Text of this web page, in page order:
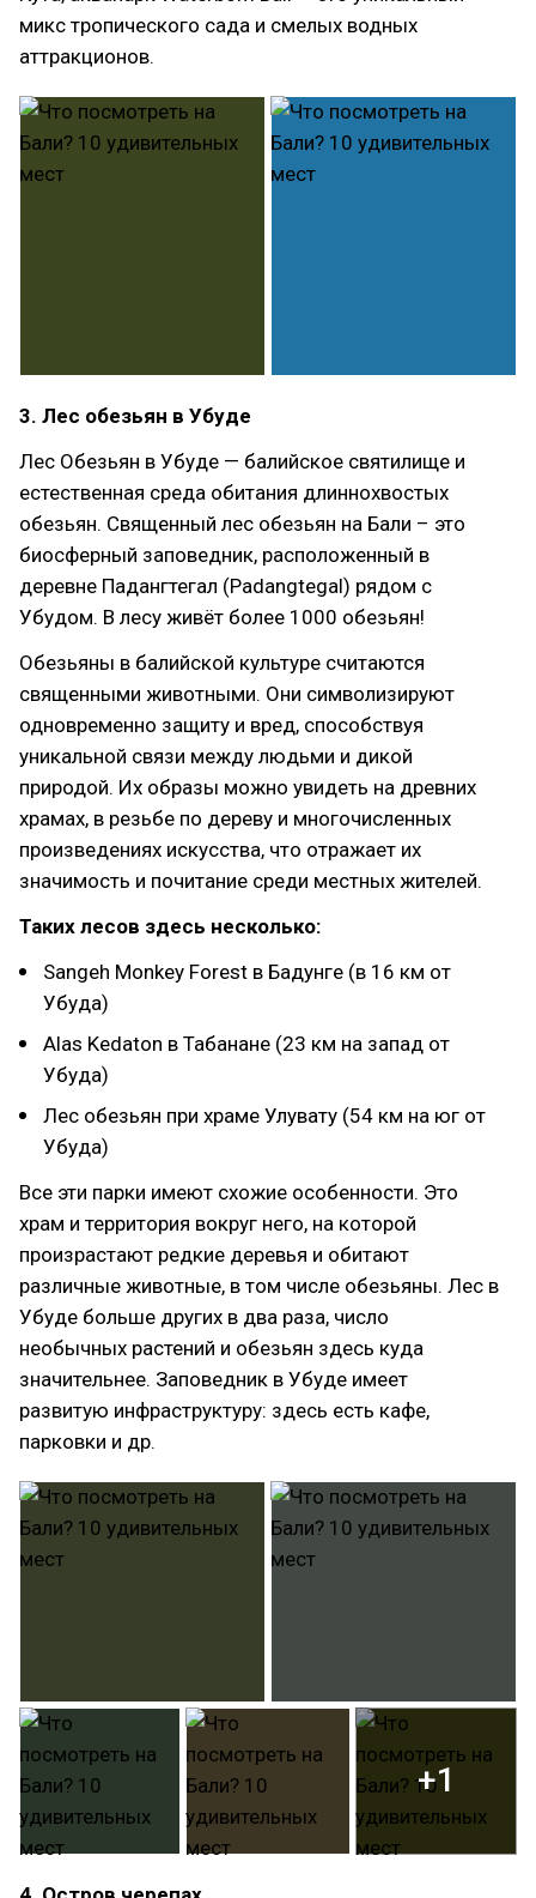
микс тропического сада и смелых водных
аттракционов.
3. Лес обезьян в Убуде
Лес Обезьян в Убуде — балийское святилище и
естественная среда обитания длиннохвостых
обезьян. Священный лес обезьян на Бали – это
биосферный заповедник, расположенный в
деревне Падангтегал (Padangtegal) рядом с
Убудом. В лесу живёт более 1000 обезьян!
Обезьяны в балийской культуре считаются
священными животными. Они символизируют
одновременно защиту и вред, способствуя
уникальной связи между людьми и дикой
природой. Их образы можно увидеть на древних
храмах, в резьбе по дереву и многочисленных
произведениях искусства, что отражает их
значимость и почитание среди местных жителей.
Таких лесов здесь несколько:
Sangeh Monkey Forest в Бадунге (в 16 км от
Убуда)
Alas Kedaton в Табанане (23 км на запад от
Убуда)
Лес обезьян при храме Улувату (54 км на юг от
Убуда)
Все эти парки имеют схожие особенности. Это
храм и территория вокруг него, на которой
произрастают редкие деревья и обитают
различные животные, в том числе обезьяны. Лес в
Убуде больше других в два раза, число
необычных растений и обезьян здесь куда
значительнее. Заповедник в Убуде имеет
развитую инфраструктуру: здесь есть кафе,
парковки и др.
+1